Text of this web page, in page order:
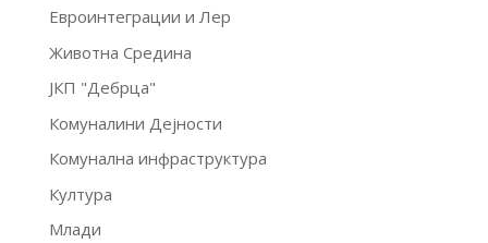
Евроинтеграции и Лер
Животна Средина
ЈКП "Дебрца"
Комуналини Дејности
Комунална инфраструктура
Култура
Млади